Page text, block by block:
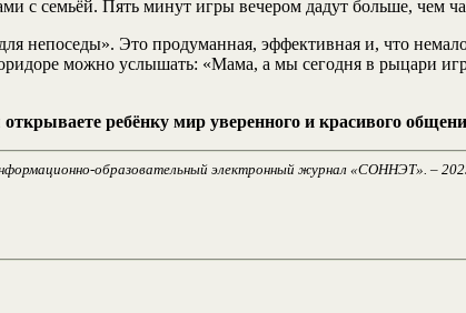
с семьёй. Пять минут игры вечером дадут больше, чем
непоседы». Это продуманная, эффективная и, что
можно услышать: «Мама, а мы сегодня в рыцари
ребёнку мир уверенного и красивого
образовательный электронный журнал «СОННЭТ». –